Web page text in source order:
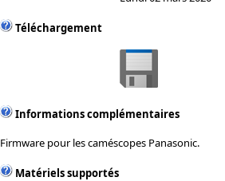
Téléchargement
Informations complémentaires
Firmware pour les caméscopes Panasonic.
Matériels supportés